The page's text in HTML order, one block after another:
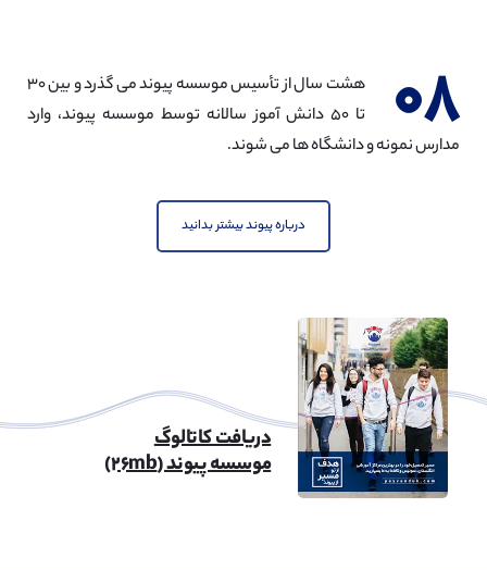
۰۸
هشت سال از تأسیس موسسه پیوند می گذرد و بین ۳۰
تا ۵۰ دانش آموز سالانه توسط موسسه پیوند، وارد
مدارس نمونه و دانشگاه ها می شوند.
درباره پیوند بیشتر بدانید
دریافت کاتالوگ
موسسه پیوند (۲۶mb)